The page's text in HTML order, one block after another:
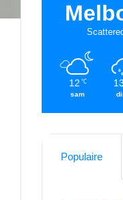
12 ℃
sam
Populaire